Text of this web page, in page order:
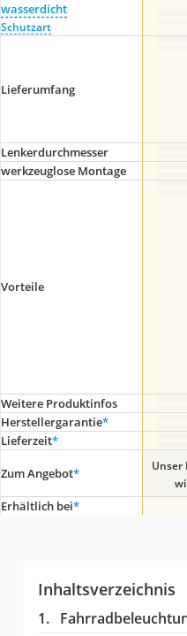
wasserdicht
Schutzart
Lieferumfang
Lenkerdurchmesser
werkzeuglose Montage
Vorteile
Weitere Produktinfos
Herstellergarantie*
Lieferzeit*
Zum Angebot*
Unser
Erhältlich bei*
Inhaltsverzeichnis